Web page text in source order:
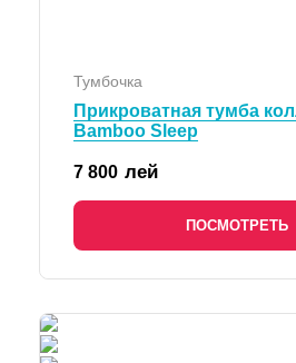
Тумбочка
Прикроватная тумба
Bamboo Sleep
7 800 лей
ПОСМОТРЕТЬ